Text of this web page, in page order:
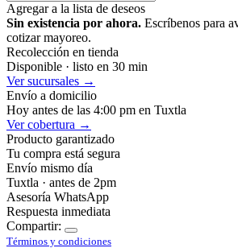
Agregar a la lista de deseos
Sin existencia por ahora. Escríbenos para
cotizar mayoreo.
Recolección en tienda
Disponible · listo en 30 min
Ver sucursales →
Envío a domicilio
Hoy antes de las 4:00 pm en Tuxtla
Ver cobertura →
Producto garantizado
Tu compra está segura
Envío mismo día
Tuxtla · antes de 2pm
Asesoría WhatsApp
Respuesta inmediata
Compartir:
Términos y condiciones